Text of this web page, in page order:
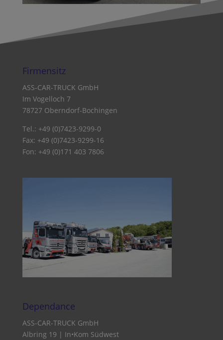
Firmensitz
ASS-CAR-TRUCK GmbH
Im Vogelloch 7
78727 Oberndorf-Bochingen
Tel.: +49 (0)7423-9299-0
Fax: +49 (0)7423-9299-16
Fon: +49 (0)171 403 7806
Dependance
ASS-CAR-TRUCK GmbH
Albring 19 | In•Kom Südwest